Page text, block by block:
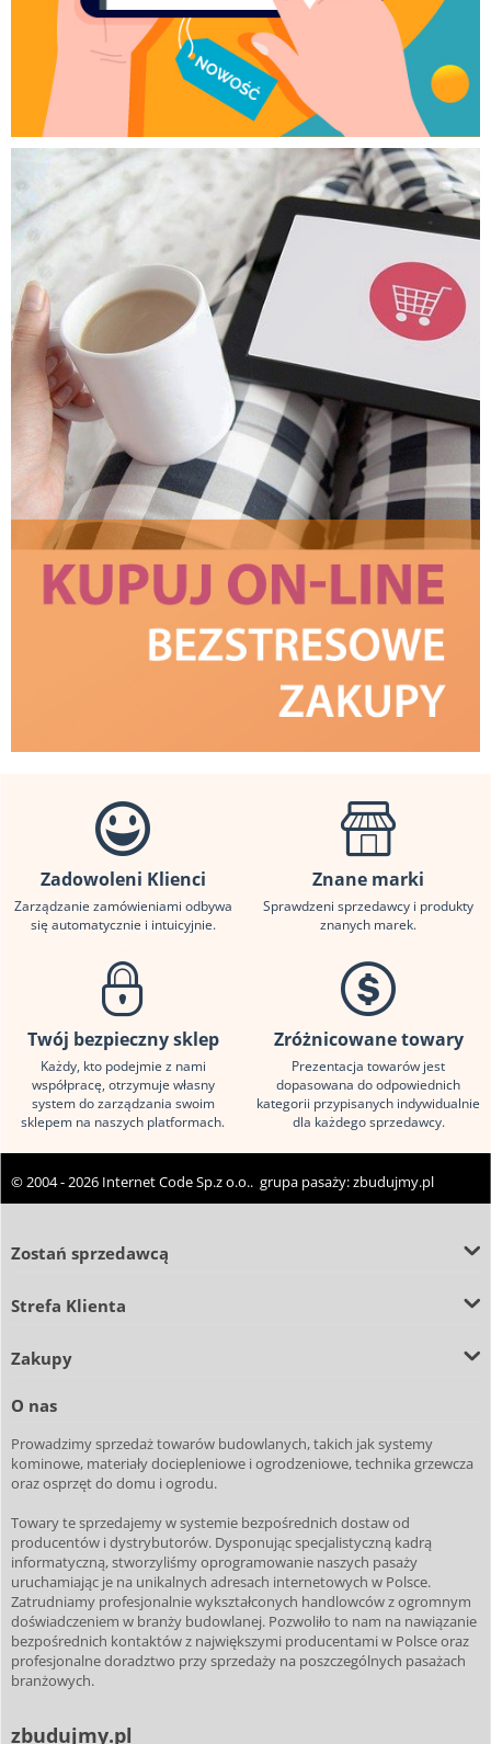
Zadowoleni Klienci
Zarządzanie zamówieniami odbywa
się automatycznie i intuicyjnie.
Znane marki
Sprawdzeni sprzedawcy i produkty
znanych marek.
Twój bezpieczny sklep
Każdy, kto podejmie z nami
współpracę, otrzymuje własny
system do zarządzania swoim
sklepem na naszych platformach.
Zróżnicowane towary
Prezentacja towarów jest
dopasowana do odpowiednich
kategorii przypisanych indywidualnie
dla każdego sprzedawcy.
© 2004 - 2026 Internet Code Sp.z o.o.. grupa pasaży:zbudujmy.pl
Zostań sprzedawcą
Strefa Klienta
Zakupy
O nas
Prowadzimy sprzedaż towarów budowlanych, takich jak systemy
kominowe, materiały dociepleniowe i ogrodzeniowe, technika grzewcza
oraz osprzęt do domu i ogrodu.
Towary te sprzedajemy w systemie bezpośrednich dostaw od
producentów i dystrybutorów. Dysponując specjalistyczną kadrą
informatyczną, stworzyliśmy oprogramowanie naszych pasaży
uruchamiając je na unikalnych adresach internetowych w Polsce.
Zatrudniamy profesjonalnie wykształconych handlowców z ogromnym
doświadczeniem w branży budowlanej. Pozwoliło to nam na nawiązanie
bezpośrednich kontaktów z największymi producentami w Polsce oraz
profesjonalne doradztwo przy sprzedaży na poszczególnych pasażach
branżowych.
zbudujmy.pl